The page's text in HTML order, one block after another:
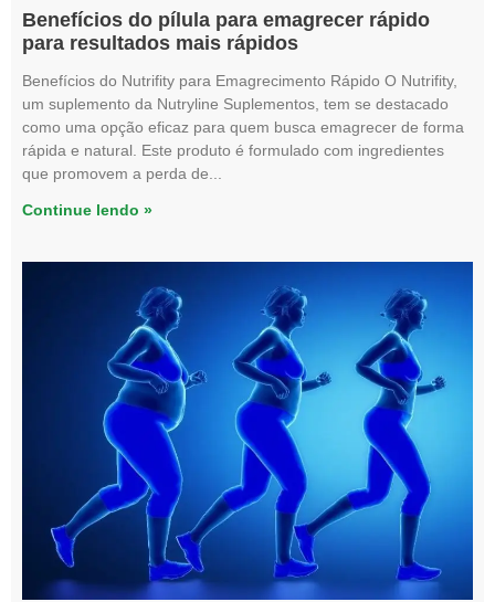
Benefícios do pílula para emagrecer rápido
para resultados mais rápidos
Benefícios do Nutrifity para Emagrecimento Rápido O Nutrifity,
um suplemento da Nutryline Suplementos, tem se destacado
como uma opção eficaz para quem busca emagrecer de forma
rápida e natural. Este produto é formulado com ingredientes
que promovem a perda de
Continue lendo »